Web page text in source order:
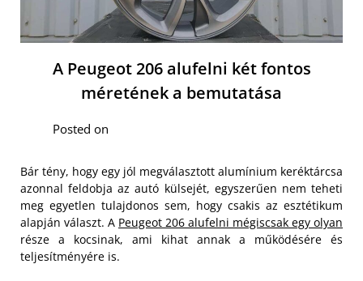
A Peugeot 206 alufelni két fontos
méretének a bemutatása
Posted on
Bár tény, hogy egy jól megválasztott alumínium keréktárcsa
azonnal feldobja az autó külsejét, egyszerűen nem teheti
meg egyetlen tulajdonos sem, hogy csakis az esztétikum
alapján választ. A Peugeot 206 alufelni mégiscsak egy olyan
része a kocsinak, ami kihat annak a működésére és
teljesítményére is.